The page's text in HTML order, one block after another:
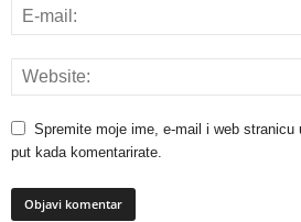
Spremite moje ime, e-mail i web stranicu
put kada komentarirate.